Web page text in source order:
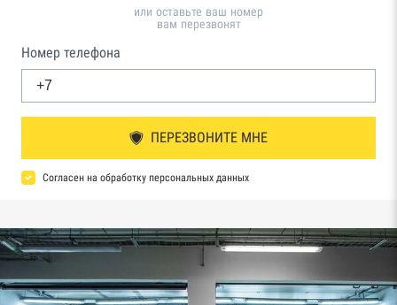
или оставьте ваш номер
вам перезвонят
Номер телефона
ПЕРЕЗВОНИТЕ МНЕ
Согласен на обработку персональных данных